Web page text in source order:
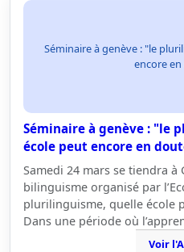
Séminaire à genève : "le
encore
Séminaire à genève : "le
école peut encore en
Samedi 24 mars se tiendra
bilinguisme organisé par
plurilinguisme, quelle école
Dans une période où
Voir